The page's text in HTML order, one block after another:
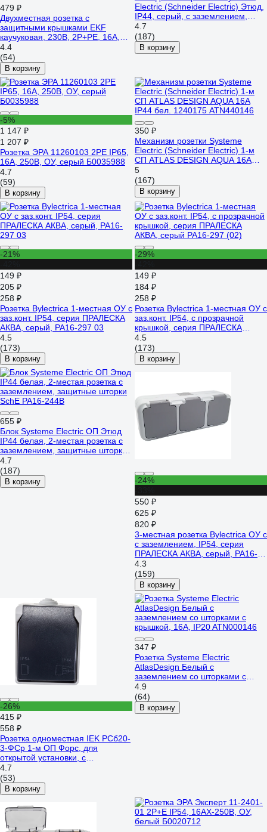
479 ₽
Двухместная розетка с
защитными крышками EKF
каучуковая, 230В, 2P+PE, 16A,
IP44 RPS-018-16-230-44
4.4
(54)
В корзину
Electric (Schneider Electric) Этюд,
IP44, серый, с заземлением,
защитные шторки PA16-244C
4.7
(187)
В корзину
-5%
1 147 ₽
1 207 ₽
Розетка ЭРА 11260103 2PE IP65,
16A, 250В, ОУ, серый Б0035988
4.7
(59)
В корзину
350 ₽
Механизм розетки Systeme
Electric (Schneider Electric) 1-м
СП ATLAS DESIGN AQUA 16А
IP44 бел. 1240175 ATN440146
5
(167)
В корзину
-21%
149 ₽
205 ₽
258 ₽
Розетка Bylectrica 1-местная ОУ с
заз.конт. IP54, серия ПРАЛЕСКА
АКВА, серый, РА16-297 03
4.5
(173)
В корзину
-29%
149 ₽
184 ₽
258 ₽
Розетка Bylectrica 1-местная ОУ с
заз.конт. IP54, с прозрачной
крышкой, серия ПРАЛЕСКА
АКВА, серый РА16-297 (02)
4.5
(173)
В корзину
655 ₽
Блок Systeme Electric ОП Этюд
IP44 белая, 2-местая розетка с
заземлением, защитные шторки
SchE PA16-244B
4.7
(187)
В корзину
-24%
550 ₽
625 ₽
820 ₽
3-местная розетка Bylectrica ОУ с
с заземлением, IP54, серия
ПРАЛЕСКА АКВА, серый, РА16-
0132(03)
4.3
(159)
В корзину
-26%
415 ₽
558 ₽
Розетка одноместная IEK РСб20-
3-ФСр 1-м ОП Форс, для
открытой установки, с
заземлением, с крышкой, IP54,
ERS12-K03-16-54-DC
4.7
(53)
В корзину
347 ₽
Розетка Systeme Electric
AtlasDesign Белый с
заземлением со шторками с
крышкой, 16А, IP20 ATN000146
4.9
(64)
В корзину